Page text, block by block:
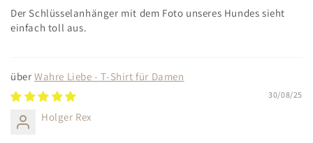
Der Schlüsselanhänger mit dem Foto unseres Hundes sieht
einfach toll aus.
Wahre Liebe - T-Shirt für Damen
30/08/25
Holger Rex